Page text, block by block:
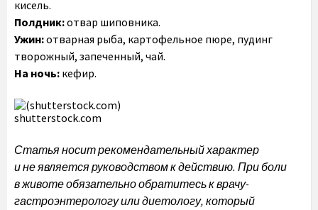
кисель.
Полдник:отвар шиповника.
Ужин:отварная рыба, картофельное пюре, пудинг
творожный, запеченный, чай.
На ночь: кефир.
shutterstock.com
Статья носит рекомендательный характер
и не является руководством к действию. При боли
в животе обязательно обратитесь к врачу-
гастроэнтерологу или диетологу, который